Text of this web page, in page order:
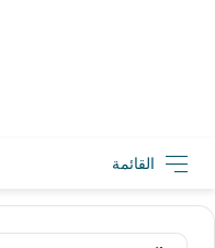
القائمة